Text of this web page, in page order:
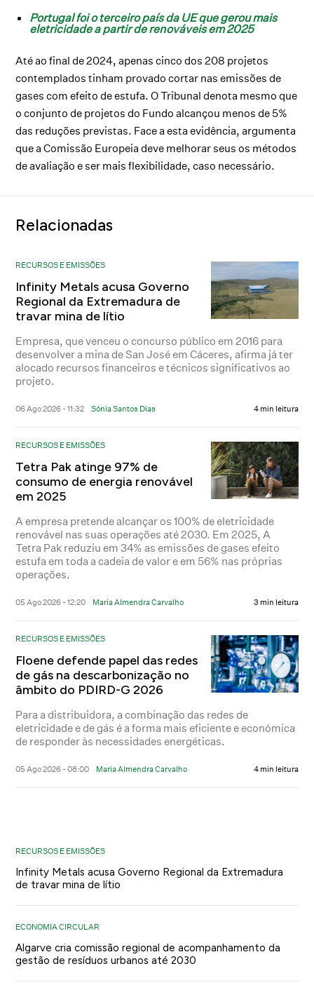
Portugal foi o terceiro país da UE que gerou mais
eletricidade a partir de renováveis em 2025
Até ao final de 2024, apenas cinco dos 208 projetos
contemplados tinham provado cortar nas emissões de
gases com efeito de estufa. O Tribunal denota mesmo que
o conjunto de projetos do Fundo alcançou menos de 5%
das reduções previstas. Face a esta evidência, argumenta
que a Comissão Europeia deve melhorar seus os métodos
de avaliação e ser mais flexibilidade, caso necessário.
Relacionadas
RECURSOS E EMISSÕES
Infinity Metals acusa Governo
Regional da Extremadura de
travar mina de lítio
Empresa, que venceu o concurso público em 2016 para
desenvolver a mina de San José em Cáceres, afirma já ter
alocado recursos financeiros e técnicos significativos ao
projeto.
06 Ago 2026 - 11:32 Sónia Santos Dias 4 min leitura
RECURSOS E EMISSÕES
Tetra Pak atinge 97% de
consumo de energia renovável
em 2025
A empresa pretende alcançar os 100% de eletricidade
renovável nas suas operações até 2030. Em 2025, A
Tetra Pak reduziu em 34% as emissões de gases efeito
estufa em toda a cadeia de valor e em 56% nas próprias
operações.
05 Ago 2026 - 12:20 Maria Almendra Carvalho 3 min leitura
RECURSOS E EMISSÕES
Floene defende papel das redes
de gás na descarbonização no
âmbito do PDIRD-G 2026
Para a distribuidora, a combinação das redes de
eletricidade e de gás é a forma mais eficiente e económica
de responder às necessidades energéticas.
05 Ago 2026 - 08:00 Maria Almendra Carvalho 4 min leitura
RECURSOS E EMISSÕES
Infinity Metals acusa Governo Regional da Extremadura
de travar mina de lítio
ECONOMIA CIRCULAR
Algarve cria comissão regional de acompanhamento da
gestão de resíduos urbanos até 2030